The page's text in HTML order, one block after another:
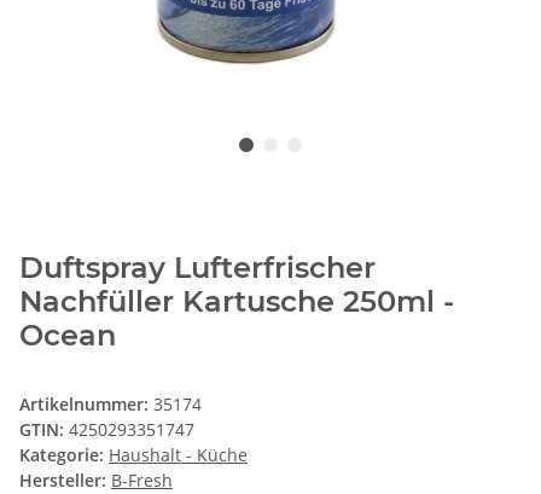
Duftspray Lufterfrischer
Nachfüller Kartusche 250ml -
Ocean
Artikelnummer: 35174
GTIN: 4250293351747
Kategorie: Haushalt - Küche
Hersteller: B-Fresh